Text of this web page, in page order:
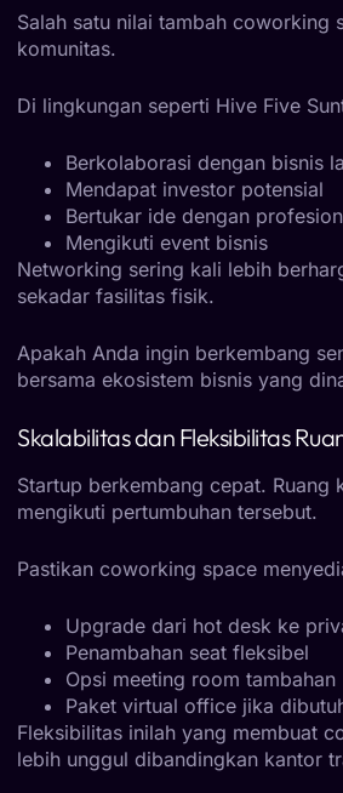
Salah satu nilai tambah coworking
komunitas.
Di lingkungan seperti Hive Five
Berkolaborasi dengan bisnis
Mendapat investor potensial
Bertukar ide dengan
Mengikuti event bisnis
Networking sering kali lebih
sekadar fasilitas fisik.
Apakah Anda ingin berkembang
bersama ekosistem bisnis yang
Skalabilitas dan Fleksibilitas
Startup berkembang cepat. Ruang
mengikuti pertumbuhan tersebut.
Pastikan coworking space
Upgrade dari hot desk ke
Penambahan seat fleksibel
Opsi meeting room tambahan
Paket virtual office jika
Fleksibilitas inilah yang membuat
lebih unggul dibandingkan kantor